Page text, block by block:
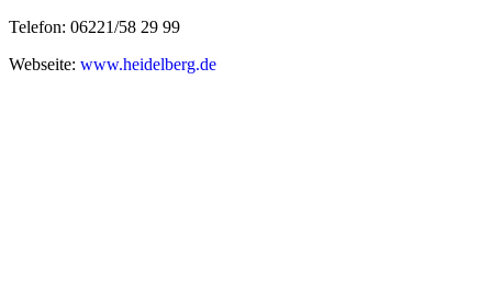
Telefon: 06221/58 29 99
Webseite: www.heidelberg.de